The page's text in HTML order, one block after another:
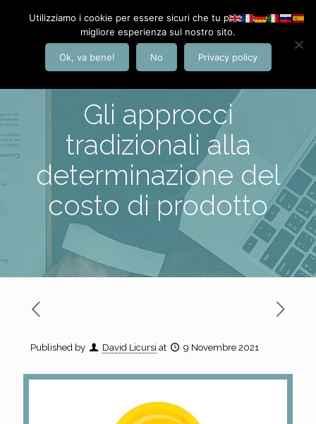
Gli approcci
tradizionali alla
determinazione del
costo di prodotto
Published by David Licursi at 9 Novembre 2021
Utilizziamo i cookie per essere sicuri che tu possa avere la
migliore esperienza sul nostro sito.
Ok, va bene! No Privacy policy